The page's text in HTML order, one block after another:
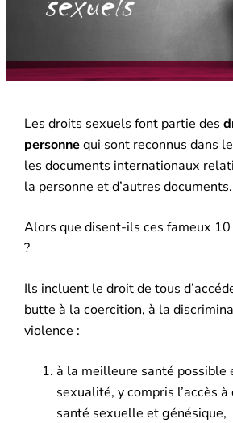
Les droits sexuels font partie des
personnequi sont reconnus dans
les documents internationaux
la personne et d’autres documents.
Alors que disent-ils ces fameux 10
?
Ils incluent le droit de tous
butte à la coercition, à la
violence :
à la meilleure santé possible
sexualité, y compris l’accès
santé sexuelle et génésique,